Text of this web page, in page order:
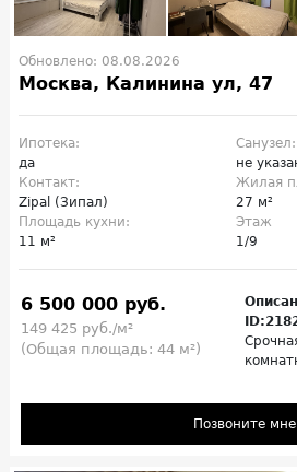
Обновлено: 08.08.2026
Москва, Калинина ул, 47
Ипотека:
да
Санузел:
не
Контакт:
Zipal (Зипал)
Жилая
27 м²
Площадь кухни:
11 м²
Этаж
1/9
6 500 000 руб.
149 425 руб./м²
(Общая площадь: 44 м²)
Позвоните мне